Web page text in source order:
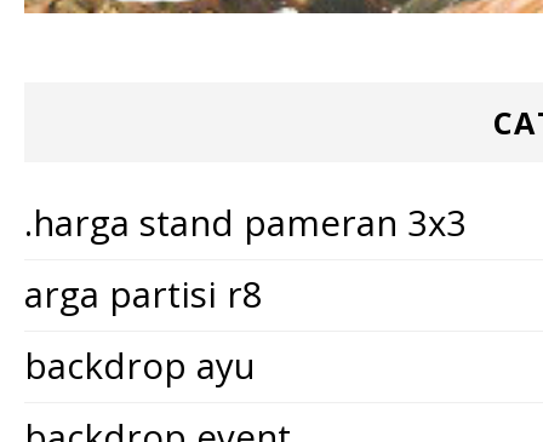
.harga stand pameran 3x3
arga partisi r8
backdrop ayu